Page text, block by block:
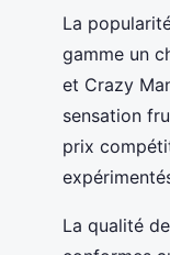
La
gamme un
et Crazy
sensation
prix
La qualité